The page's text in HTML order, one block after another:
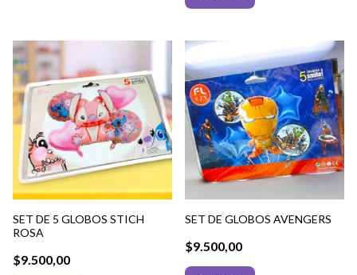
SET DE 5 GLOBOS STICH
ROSA
$9.500,00
SET DE GLOBOS AVENGERS
$9.500,00